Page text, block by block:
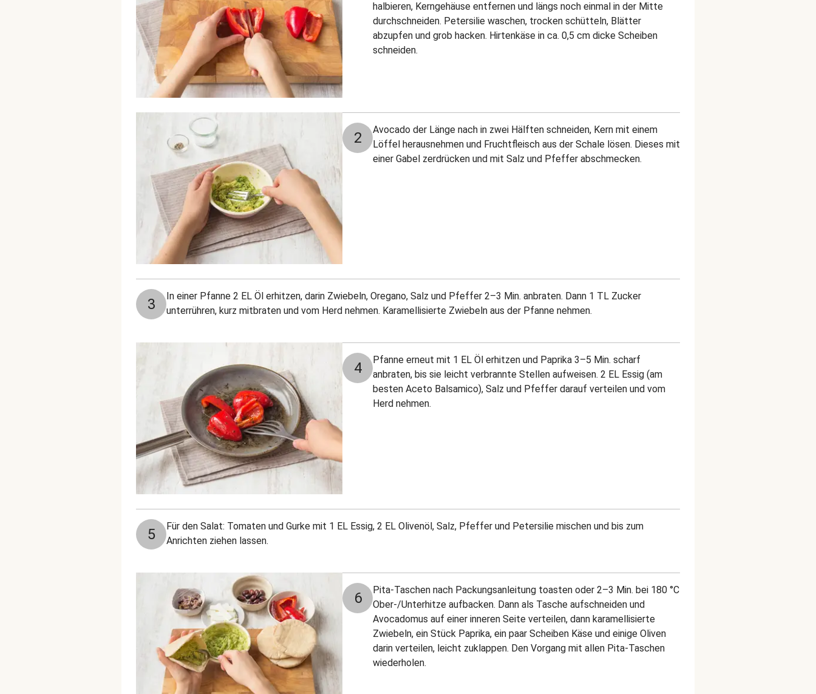
halbieren, Kerngehäuse entfernen und längs noch einmal in der Mitte
durchschneiden. Petersilie waschen, trocken schütteln, Blätter
abzupfen und grob hacken. Hirtenkäse in ca. 0,5 cm dicke Scheiben
schneiden.
2
Avocado der Länge nach in zwei Hälften schneiden, Kern mit einem
Löffel herausnehmen und Fruchtfleisch aus der Schale lösen. Dieses mit
einer Gabel zerdrücken und mit Salz und Pfeffer abschmecken.
3
In einer Pfanne 2 EL Öl erhitzen, darin Zwiebeln, Oregano, Salz und Pfeffer 2–3 Min. anbraten. Dann 1 TL Zucker
unterrühren, kurz mitbraten und vom Herd nehmen. Karamellisierte Zwiebeln aus der Pfanne nehmen.
4
Pfanne erneut mit 1 EL Öl erhitzen und Paprika 3–5 Min. scharf
anbraten, bis sie leicht verbrannte Stellen aufweisen. 2 EL Essig (am
besten Aceto Balsamico), Salz und Pfeffer darauf verteilen und vom
Herd nehmen.
5
Für den Salat: Tomaten und Gurke mit 1 EL Essig, 2 EL Olivenöl, Salz, Pfeffer und Petersilie mischen und bis zum
Anrichten ziehen lassen.
6
Pita-Taschen nach Packungsanleitung toasten oder 2–3 Min. bei 180 °C
Ober-/Unterhitze aufbacken. Dann als Tasche aufschneiden und
Avocadomus auf einer inneren Seite verteilen, dann karamellisierte
Zwiebeln, ein Stück Paprika, ein paar Scheiben Käse und einige Oliven
darin verteilen, leicht zuklappen. Den Vorgang mit allen Pita-Taschen
wiederholen.